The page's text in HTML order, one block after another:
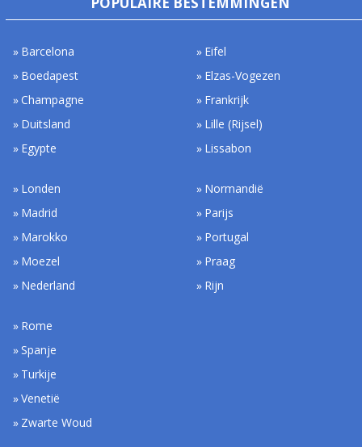
Barcelona
Boedapest
Champagne
Duitsland
Egypte
Eifel
Elzas-Vogezen
Frankrijk
Lille (Rijsel)
Lissabon
Londen
Madrid
Marokko
Moezel
Nederland
Normandië
Parijs
Portugal
Praag
Rijn
Rome
Spanje
Turkije
Venetië
Zwarte Woud